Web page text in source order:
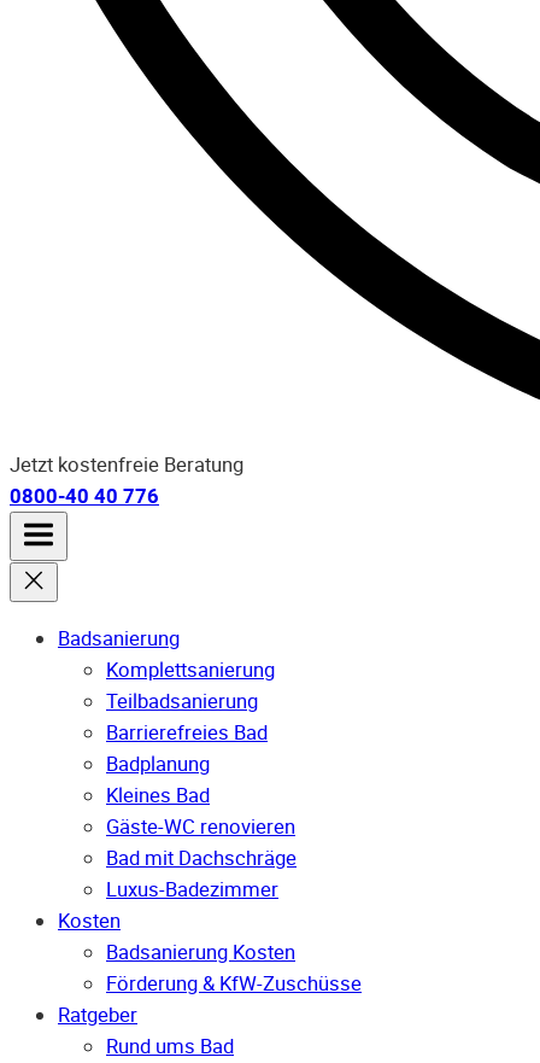
Jetzt kostenfreie Beratung
0800-40 40 776
Badsanierung
Komplettsanierung
Teilbadsanierung
Barrierefreies Bad
Badplanung
Kleines Bad
Gäste-WC renovieren
Bad mit Dachschräge
Luxus-Badezimmer
Kosten
Badsanierung Kosten
Förderung & KfW-Zuschüsse
Ratgeber
Rund ums Bad